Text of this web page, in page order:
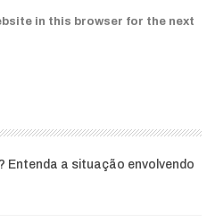
in this browser for the next
Entenda a situação envolvendo